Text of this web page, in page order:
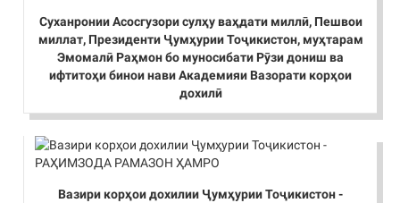
Суханронии Асосгузори сулҳу ваҳдати миллӣ, Пешвои
миллат, Президенти Ҷумҳурии Тоҷикистон, муҳтарам
Эмомалӣ Раҳмон бо муносибати Рӯзи дониш ва
ифтитоҳи бинои нави Академияи Вазорати корҳои
дохилӣ
Вазири корҳои дохилии Ҷумҳурии Тоҷикистон -